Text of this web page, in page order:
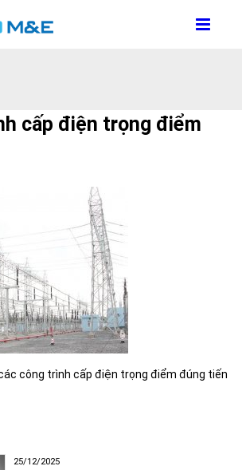
cấp điện trọng điểm
công trình cấp điện trọng điểm đúng tiến
25/12/2025